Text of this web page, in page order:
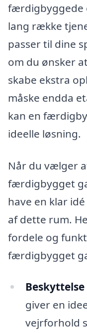
færdigbyggede
lang række
passer til dine
om du ønsker
skabe ekstra
måske endda
kan en
ideelle løsning.
Når du vælger
færdigbygget
have en klar
af dette rum.
fordele og
færdigbygget
giver en
vejrforhold